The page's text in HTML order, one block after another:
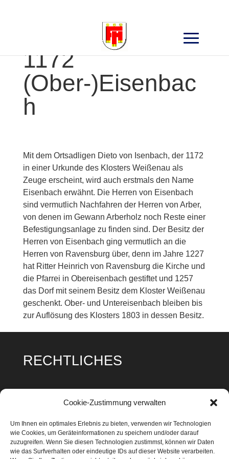
Cookie-Zustimmung verwalten
Um Ihnen ein optimales Erlebnis zu bieten, verwenden wir Technologien
wie Cookies, um Geräteinformationen zu speichern und/oder darauf
zuzugreifen. Wenn Sie diesen Technologien zustimmst, können wir Daten
wie das Surfverhalten oder eindeutige IDs auf dieser Website verarbeiten.
1172
(Ober-)Eisenbac
h
Mit dem Ortsadligen Dieto von Isenbach, der 1172
in einer Urkunde des Klosters Weißenau als
Zeuge erscheint, wird auch erstmals den Name
Eisenbach erwähnt. Die Herren von Eisenbach
sind vermutlich Nachfahren der Herren von Arber,
von denen im Gewann Arberholz noch Reste einer
Befestigungsanlage zu finden sind. Der Besitz der
Herren von Eisenbach ging vermutlich an die
Herren von Ravensburg über, denn im Jahre 1227
hat Ritter Heinrich von Ravensburg die Kirche und
die Pfarrei in Obereisenbach gestiftet und 1257
das Dorf mit seinem Besitz dem Kloster Weißenau
geschenkt. Ober- und Untereisenbach bleiben bis
zur Auflösung des Klosters 1803 in dessen Besitz.
RECHTLICHES
Datenschutz
Cookie Richtlinie